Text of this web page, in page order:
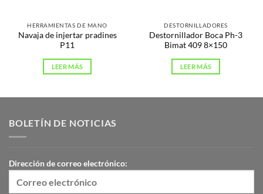
HERRAMIENTAS DE MANO
Navaja de injertar pradines
P11
LEER MÁS
DESTORNILLADORES
Destornillador Boca Ph-3
Bimat 409 8×150
LEER MÁS
BOLETÍN DE NOTICIAS
Dirección de correo electrónico: